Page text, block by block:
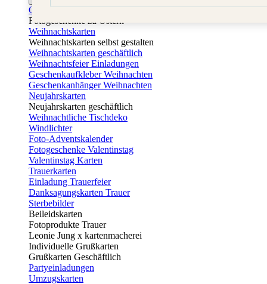
Osterkarten
Fotogeschenke zu Ostern
Weihnachtskarten
Weihnachtskarten selbst gestalten
Weihnachtskarten geschäftlich
Weihnachtsfeier Einladungen
Geschenkaufkleber Weihnachten
Geschenkanhänger Weihnachten
Neujahrskarten
Neujahrskarten geschäftlich
Weihnachtliche Tischdeko
Windlichter
Foto-Adventskalender
Fotogeschenke Valentinstag
Valentinstag Karten
Trauerkarten
Einladung Trauerfeier
Danksagungskarten Trauer
Sterbebilder
Beileidskarten
Fotoprodukte Trauer
Leonie Jung x kartenmacherei
Individuelle Grußkarten
Grußkarten Geschäftlich
Partyeinladungen
Umzugskarten